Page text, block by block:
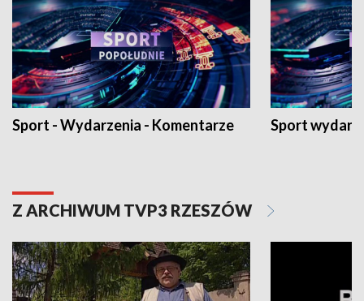
Sport - Wydarzenia - Komentarze Sport
Z ARCHIWUM TVP3 RZESZÓW